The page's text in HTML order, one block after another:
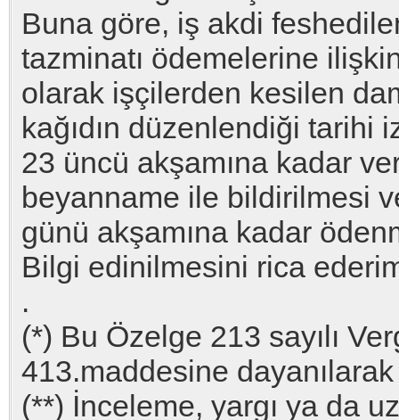
Buna göre, iş akdi
tazminatı ödemelerine
olarak işçilerden kesilen
kağıdın düzenlendiği tarihi
23 üncü akşamına kadar
beyanname ile bildirilmesi
günü akşamına kadar
Bilgi edinilmesini rica
.
(*) Bu Özelge 213 sayılı
413.maddesine
(**) İnceleme, yargı ya da